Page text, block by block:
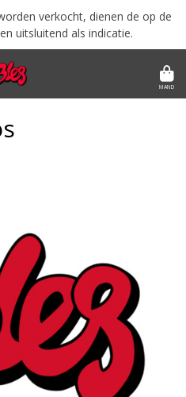
verkocht, dienen de op de
uitsluitend als indicatie.
MAND